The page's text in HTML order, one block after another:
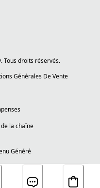
Tous droits réservés.
Générales De Vente
la chaîne
Généré